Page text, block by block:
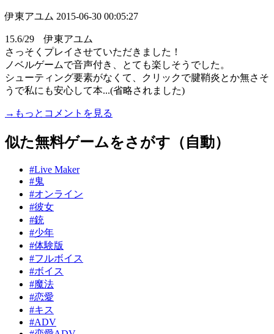
伊東アユム 2015-06-30 00:05:27
15.6/29 伊東アユム
さっそくプレイさせていただきました！
ノベルゲームで音声付き、とても楽しそうでした。
シューティング要素がなくて、クリックで腱鞘炎とか無さそ
うで私にも安心して本...(省略されました)
→もっとコメントを見る
似た無料ゲームをさがす（自動）
#Live Maker
#鬼
#オンライン
#彼女
#銃
#少年
#体験版
#フルボイス
#ボイス
#魔法
#恋愛
#キス
#ADV